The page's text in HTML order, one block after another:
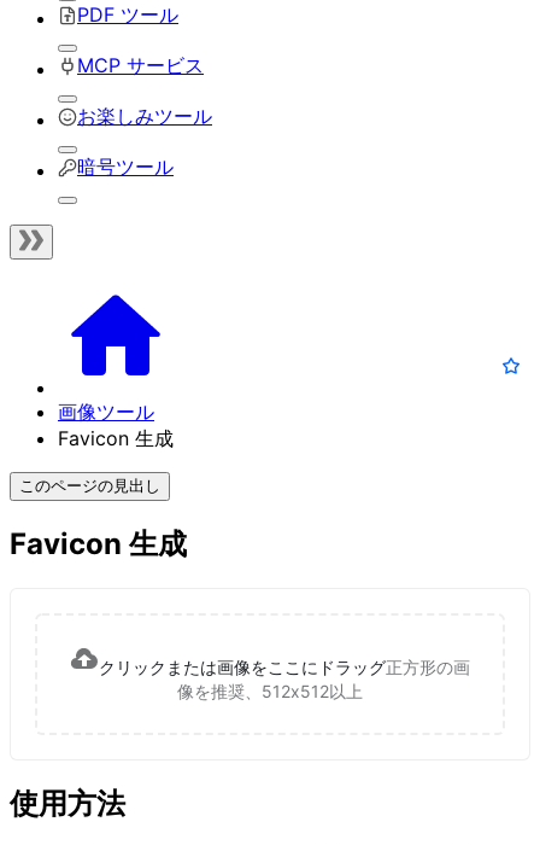
PDF ツール
MCP サービス
お楽しみツール
暗号ツール
画像ツール
Favicon 生成
このページの見出し
Favicon 生成
クリックまたは画像をここにドラッグ正方形の画
像を推奨、512x512以上
使用方法